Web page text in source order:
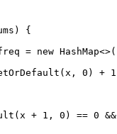
{
=
new HashMap
0 ) + 1
+ 1 , 0 ) == 0